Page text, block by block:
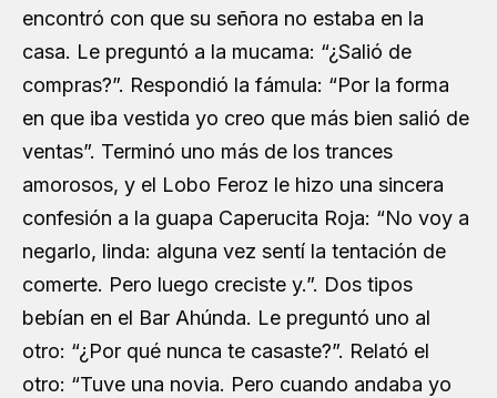
encontró con que su señora no estaba en la
casa. Le preguntó a la mucama: “¿Salió de
compras?”. Respondió la fámula: “Por la forma
en que iba vestida yo creo que más bien salió de
ventas”. Terminó uno más de los trances
amorosos, y el Lobo Feroz le hizo una sincera
confesión a la guapa Caperucita Roja: “No voy a
negarlo, linda: alguna vez sentí la tentación de
comerte. Pero luego creciste y.”. Dos tipos
bebían en el Bar Ahúnda. Le preguntó uno al
otro: “¿Por qué nunca te casaste?”. Relató el
otro: “Tuve una novia. Pero cuando andaba yo